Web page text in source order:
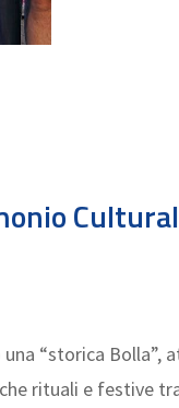
“storica Bolla”,
rituali e festive